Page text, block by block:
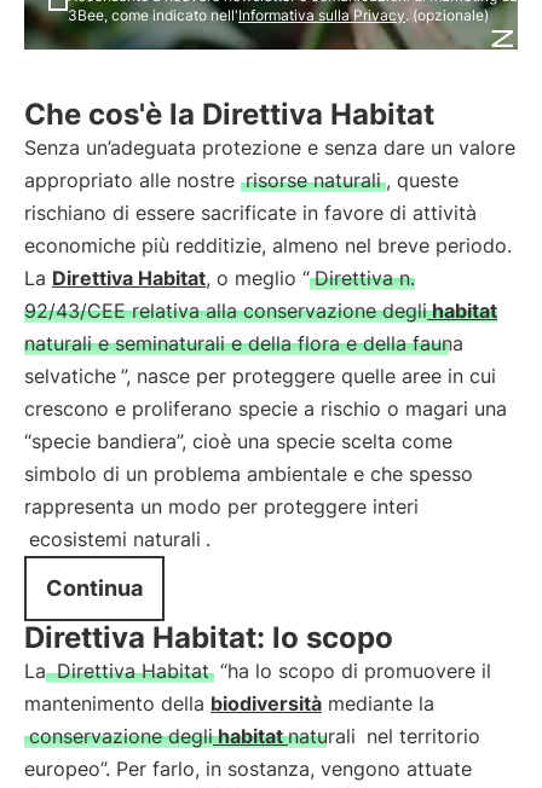
3Bee, come indicato nell'Informativa sulla Privacy. (opzionale)
Che cos'è la Direttiva Habitat
Senza un’adeguata protezione e senza dare un valore
appropriato alle nostre risorse naturali , queste
rischiano di essere sacrificate in favore di attività
economiche più redditizie, almeno nel breve periodo.
La Direttiva Habitat, o meglio “ Direttiva n.
92/43/CEE relativa alla conservazione deglihabitat
naturali e seminaturali e della flora e della fauna
selvatiche ”, nasce per proteggere quelle aree in cui
crescono e proliferano specie a rischio o magari una
“specie bandiera”, cioè una specie scelta come
simbolo di un problema ambientale e che spesso
rappresenta un modo per proteggere interi
ecosistemi naturali .
Continua
Direttiva Habitat: lo scopo
La Direttiva Habitat “ha lo scopo di promuovere il
mantenimento della biodiversità mediante la
conservazione deglihabitatnaturali nel territorio
europeo”. Per farlo, in sostanza, vengono attuate